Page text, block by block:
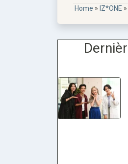
Home » IZ*ONE »